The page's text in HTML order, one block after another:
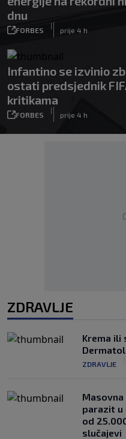
dnu
FORBES
|
prije 4 h
Infantino se izvinio
ostati predsjednik
kritikama
FORBES
|
prije 4 h
ZDRAVLJE
Krema ili
ZDRAVLJE
Masovna
parazit u
od
slučajevi